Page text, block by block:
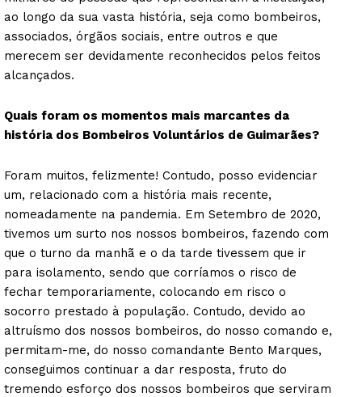
ao longo da sua vasta história, seja como bombeiros,
associados, órgãos sociais, entre outros e que
merecem ser devidamente reconhecidos pelos feitos
alcançados.
Quais foram os momentos mais marcantes da
história dos Bombeiros Voluntários de Guimarães?
Foram muitos, felizmente! Contudo, posso evidenciar
um, relacionado com a história mais recente,
nomeadamente na pandemia. Em Setembro de 2020,
tivemos um surto nos nossos bombeiros, fazendo com
que o turno da manhã e o da tarde tivessem que ir
para isolamento, sendo que corríamos o risco de
fechar temporariamente, colocando em risco o
socorro prestado à população. Contudo, devido ao
altruísmo dos nossos bombeiros, do nosso comando e,
permitam-me, do nosso comandante Bento Marques,
conseguimos continuar a dar resposta, fruto do
tremendo esforço dos nossos bombeiros que serviram